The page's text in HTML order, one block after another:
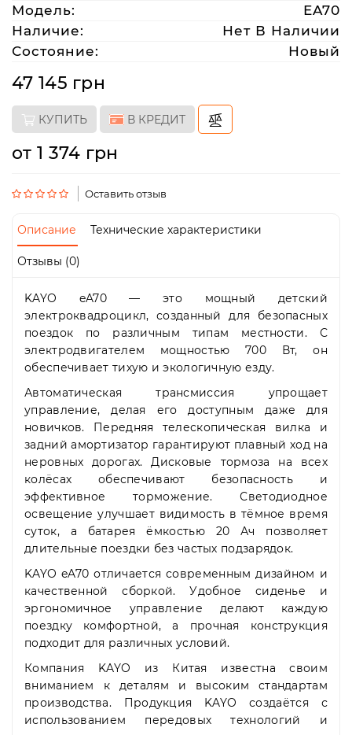
(063)
212
08
76
artmoto.info@gmail.com
Режим
работы:
Пт
-
19:00
Сб
10:00
19:00
Вс
-
выходной
Модель:
EA70
Наличие:
Нет В Наличии
Состояние:
Новый
47 145 грн
КУПИТЬ В КРЕДИТ
от 1 374 грн
Оставить отзыв
Описание Технические характеристики
Отзывы (0)
KAYO eA70 — это мощный детский
электроквадроцикл, созданный для безопасных
поездок по различным типам местности. С
электродвигателем мощностью 700 Вт, он
обеспечивает тихую и экологичную езду.
Автоматическая трансмиссия упрощает
управление, делая его доступным даже для
новичков. Передняя телескопическая вилка и
задний амортизатор гарантируют плавный ход на
неровных дорогах. Дисковые тормоза на всех
колёсах обеспечивают безопасность и
эффективное торможение. Светодиодное
освещение улучшает видимость в тёмное время
суток, а батарея ёмкостью 20 Ач позволяет
длительные поездки без частых подзарядок.
KAYO eA70 отличается современным дизайном и
качественной сборкой. Удобное сиденье и
эргономичное управление делают каждую
поездку комфортной, а прочная конструкция
подходит для различных условий.
Компания KAYO из Китая известна своим
вниманием к деталям и высоким стандартам
производства. Продукция KAYO создаётся с
использованием передовых технологий и